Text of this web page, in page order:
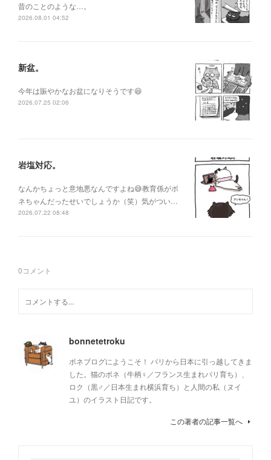
昔のことのような…。
2026.08.01 04:52
新盆。
今年は賑やかなお盆になりそうです😆
2026.07.25 02:06
岩塩対応。
なんかちょっと意地悪なんですよね😅教育係がボ
ネちゃんだったせいでしょうか（笑）気がつい…
2026.07.22 08:48
0コメント
bonnetetroku
ボネブログにようこそ！ パリから日本に引っ越してきま
した。猫のボネ（牛柄♀／フランス生まれパリ育ち）、
ロク（黒♂／日本生まれ横浜育ち）と人間の私（ヌイ
ユ）のイラスト日記です。
この著者の記事一覧へ